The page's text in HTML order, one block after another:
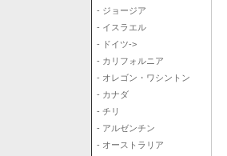
- ジョージア
- イスラエル
- ドイツ->
- カリフォルニア
- オレゴン・ワシントン
- カナダ
- チリ
- アルゼンチン
- オーストラリア